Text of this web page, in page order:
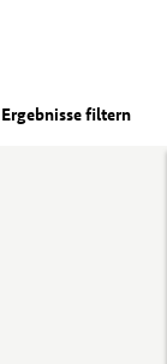
Ergebnisse filtern